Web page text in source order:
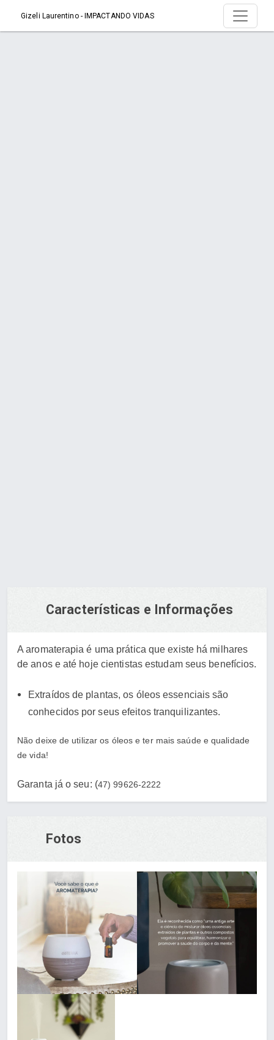
Gizeli Laurentino - IMPACTANDO VIDAS
Características e Informações
A aromaterapia é uma prática que existe há milhares
de anos e até hoje cientistas estudam seus benefícios.
Extraídos de plantas, os óleos essenciais são
conhecidos por seus efeitos tranquilizantes.
Não deixe de utilizar os óleos e ter mais saúde e qualidade
de vida!
Garanta já o seu: (47) 99626-2222
Fotos